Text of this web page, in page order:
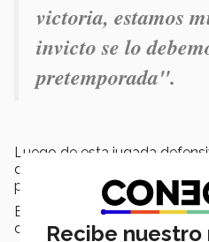
victoria, estamos
invicto se lo
pretemporada".
Luego de esta jugada
de anotación, ahora de 21
para dejar el partido 30-7
En el último cuarto,
de 33 yardas para poner el
Recibe